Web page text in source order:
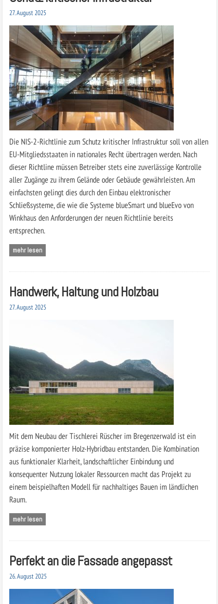
27. August 2025
Die NIS-2-Richtlinie zum Schutz kritischer Infrastruktur soll von allen
EU-Mitgliedsstaaten in nationales Recht übertragen werden. Nach
dieser Richtline müssen Betreiber stets eine zuverlässige Kontrolle
aller Zugänge zu ihrem Gelände oder Gebäude gewährleisten. Am
einfachsten gelingt dies durch den Einbau elektronischer
Schließsysteme, die wie die Systeme blueSmart und blueEvo von
Winkhaus den Anforderungen der neuen Richtlinie bereits
entsprechen.
mehr lesen
Handwerk, Haltung und Holzbau
27. August 2025
Mit dem Neubau der Tischlerei Rüscher im Bregenzerwald ist ein
präzise komponierter Holz-Hybridbau entstanden. Die Kombination
aus funktionaler Klarheit, landschaftlicher Einbindung und
konsequenter Nutzung lokaler Ressourcen macht das Projekt zu
einem beispielhaften Modell für nachhaltiges Bauen im ländlichen
Raum.
mehr lesen
Perfekt an die Fassade angepasst
26. August 2025